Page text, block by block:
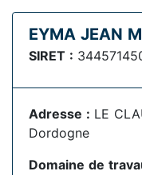
EYMA JEAN
SIRET :
Adresse : LE
Dordogne
Domaine de